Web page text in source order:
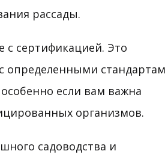
рассады.
с сертификацией. Это
определенными
если вам важна
организмов.
садоводства и